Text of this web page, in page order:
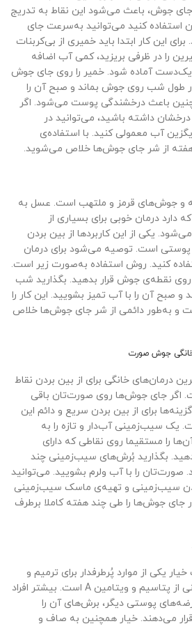
جوش، باعث می‌شود این نقاط به تدریج
استفاده کنید می‌توانید به‌سرعت جای
این کار ابتدا باید خمیری از بی‌کربنات
را در ظرفی بریزید، کمی آب اضافه
یک‌دست آماده شود. خمیر را روی جای جوش
در طول شب روی جوش بماند و صبح آن را
باعث درخشندگی پوست می‌شود. اگر
داشته باشید، می‌توانید در
آب معمولی کنید. با استفاده‌ی
هفته از شر جای جوش‌ها خلاص می‌شوید.
و جوش‌های قرمز و ملتهب است. عسل به
درمان خوبی برای بسیاری از
یکی از این کاربردها از بین بردن
است. توصیه می‌شود برای درمان
کنید. روش استفاده به‌صورت زیر است.
نقطه‌ی جوش قرار بدهید. بگذارید شب
صبح آن را با آب تمیز بشویید. این کار را
و به‌طور دائمی از شر جای جوش‌ها خلاص
درمان‌های خانگی برای از بین بردن نقاط
اگر جای جوش‌ها روی صورت‌تان باقی
برای از بین بردن سریع و دائم این
یک سیب‌زمینی آب‌دار و تازه را به
را مستقیما روی نقاطی که دارای
بگذارید بُرش‌های سیب‌زمینی چند
صورت‌تان را با آب ولرم بشویید. می‌توانید
سیب‌زمینی و تهیه‌ی ماسک سیب‌زمینی
جای جوش‌ها را طی چند هفته کاملا برطرف
یکی از موارد پُرطرفدار برای ترمیم و
التیام پوست است. خیار غنی از پتاسیم و ویتامین A است. بیشتر افراد
پوستی دیگر، برش‌های آن را
می‌دهند. خیار همچنین به صاف و